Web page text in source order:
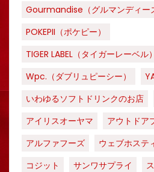
Gourmandise（グルマンディー
POKEPII（ポケピー）
TIGER LABEL（タイガーレーベル）
Wpc.（ダブリュピーシー）
いわゆるソフトドリンクのお店
アイリスオーヤマ
アウトドア
アルファフーズ
ウェブホステ
コジット
サンワサプライ